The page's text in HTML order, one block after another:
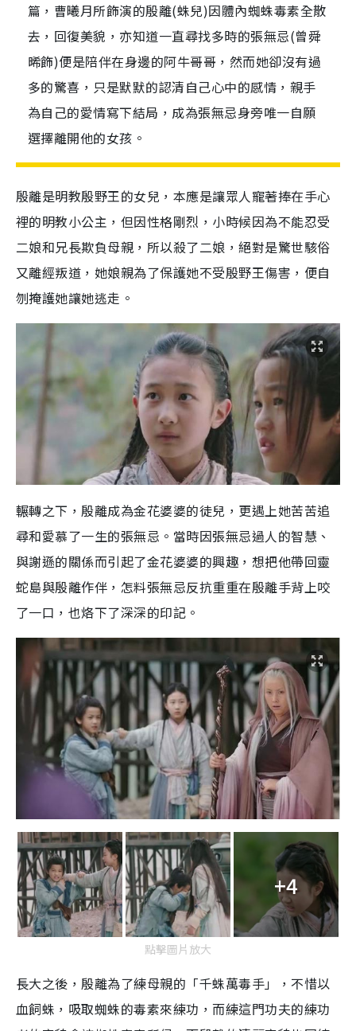
篇，曹曦月所飾演的殷離(蛛兒)因體內蜘蛛毒素全散
去，回復美貌，亦知道一直尋找多時的張無忌(曾舜
晞飾)便是陪伴在身邊的阿牛哥哥，然而她卻沒有過
多的驚喜，只是默默的認清自己心中的感情，親手
為自己的愛情寫下結局，成為張無忌身旁唯一自願
選擇離開他的女孩。
殷離是明教殷野王的女兒，本應是讓眾人寵著捧在手心
裡的明教小公主，但因性格剛烈，小時候因為不能忍受
二娘和兄長欺負母親，所以殺了二娘，絕對是驚世駭俗
又離經叛道，她娘親為了保護她不受殷野王傷害，便自
刎掩護她讓她逃走。
輾轉之下，殷離成為金花婆婆的徒兒，更遇上她苦苦追
尋和愛慕了一生的張無忌。當時因張無忌過人的智慧、
與謝遜的關係而引起了金花婆婆的興趣，想把他帶回靈
蛇島與殷離作伴，怎料張無忌反抗重重在殷離手背上咬
了一口，也烙下了深深的印記。
+4
點擊圖片放大
長大之後，殷離為了練母親的「千蛛萬毒手」，不惜以
血飼蛛，吸取蜘蛛的毒素來練功，而練這門功夫的練功